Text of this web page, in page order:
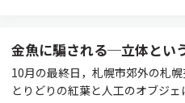
金魚に騙される─立体とい
10月の最終日，札幌市郊外の札
とりどりの紅葉と人工のオブジ